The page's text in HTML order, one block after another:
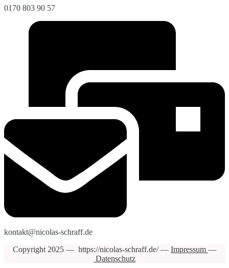
0170 803 90 57
kontakt@nicolas-schraff.de
Copyright 2025 — https://nicolas-schraff.de/ — Impressum —
Datenschutz